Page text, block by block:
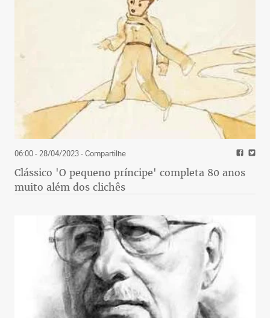
06:00 - 28/04/2023- Compartilhe
Clássico 'O pequeno príncipe' completa 80 anos
muito além dos clichês